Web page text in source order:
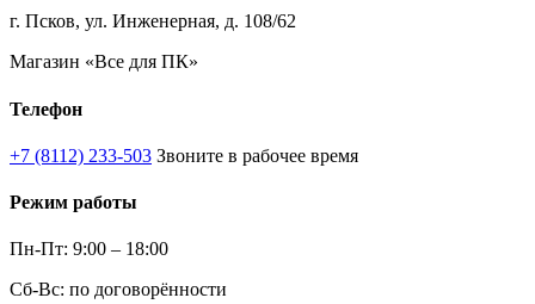
г. Псков, ул. Инженерная, д. 108/62
Магазин «Все для ПК»
Телефон
+7 (8112) 233-503 Звоните в рабочее время
Режим работы
Пн-Пт: 9:00 – 18:00
Сб-Вс: по договорённости